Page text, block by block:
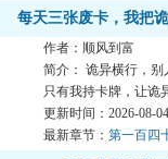
每天三张废卡，我把
作者：顺风到富
简介： 诡异横行，别
只有我持卡牌，让诡
临，诡异横行。<...
更新时间：2026-08-
最新章节： 第一百四